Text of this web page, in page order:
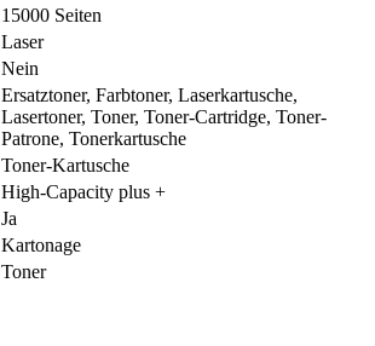
15000 Seiten
Laser
Nein
Ersatztoner, Farbtoner, Laserkartusche,
Lasertoner, Toner, Toner-Cartridge, Toner-
Patrone, Tonerkartusche
Toner-Kartusche
High-Capacity plus +
Ja
Kartonage
Toner